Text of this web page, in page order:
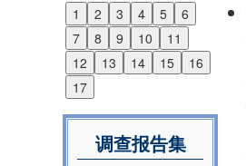
1 2 3 4 5
6
7
8 9 10
11
12
13 14 15
16
17
Previous
Next
调查报告集